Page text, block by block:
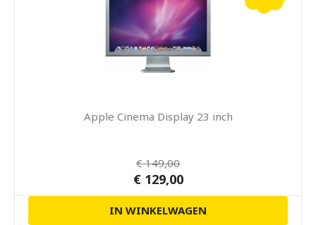
Apple Cinema Display 23 inch
€ 149,00
€ 129,00
IN WINKELWAGEN